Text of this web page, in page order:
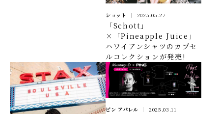
ショット 2025.05.27
「Schott」
×「Pineapple Juice」
ハワイアンシャツのカプセ
ルコレクションが発売!
ピン アパレル 2025.03.11